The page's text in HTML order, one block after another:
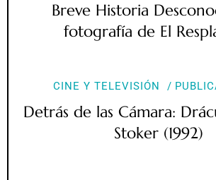
Breve Historia
fotografía de El
CINE Y TELEVISIÓN
Detrás de las Cámara:
Stoker (1992)